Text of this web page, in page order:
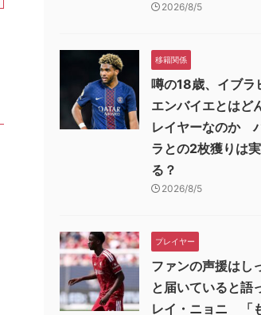
2026/8/5
移籍関係
噂の18歳、イブラ
エンバイエとはど
レイヤーなのか
ラとの2枚獲りは
る？
2026/8/5
プレイヤー
ファンの声援はし
と届いていると語
レイ・ニョニ 「